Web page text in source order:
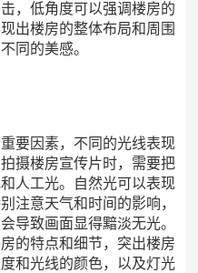
，低角度可以强调楼房的
出楼房的整体布局和周围
同的美感。
要因素，不同的光线表现
摄楼房宣传片时，需要把
人工光。自然光可以表现
注意天气和时间的影响，
导致画面显得黯淡无光。
的特点和细节，突出楼房
和光线的颜色，以及灯光